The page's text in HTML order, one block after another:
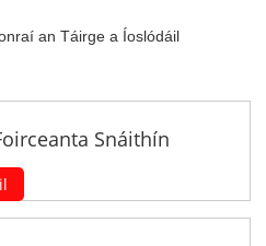
an Táirge a Íoslódáil
Snáithín